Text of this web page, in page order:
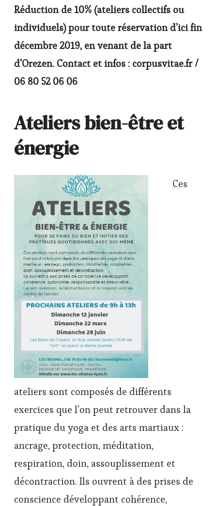
Réduction de 10% (ateliers collectifs ou
individuels) pour toute réservation d’ici fin
décembre 2019, en venant de la part
d’Orezen. Contact et infos : corpusvitae.fr /
06 80 52 06 06
Ateliers bien-être et
énergie
Ces
ateliers sont composés de différents
exercices que l’on peut retrouver dans la
pratique du yoga et des arts martiaux :
ancrage, protection, méditation,
respiration, doin, assouplissement et
décontraction. Ils ouvrent à des prises de
conscience développant cohérence,